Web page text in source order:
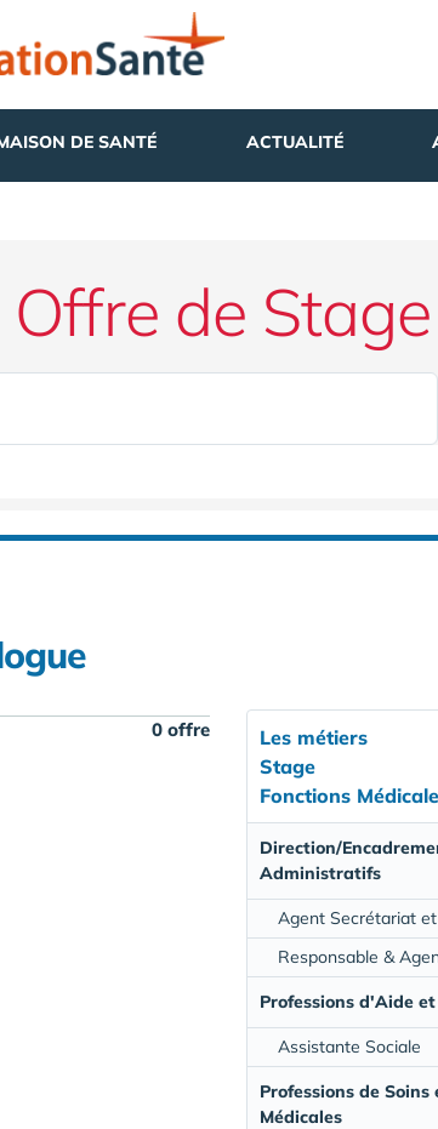
DE SANTÉ ACTUALITÉ
Offre de Stage
0 offre
Les métiers
Stage
Fonctions
Direction/
Administratifs
Agent Secrétariat
Responsable &
Professions d'Aide
Assistante Sociale
Professions de
Médicales